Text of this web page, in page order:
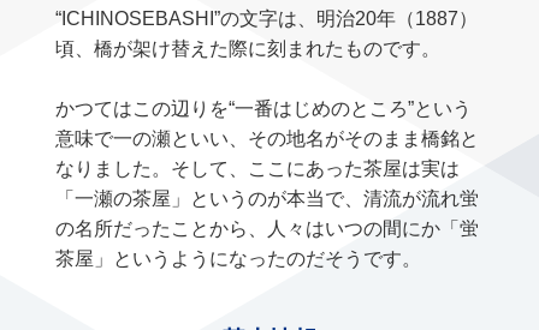
“ICHINOSEBASHI”の文字は、明治20年（1887）
頃、橋が架け替えた際に刻まれたものです。
かつてはこの辺りを“一番はじめのところ”という
意味で一の瀬といい、その地名がそのまま橋銘と
なりました。そして、ここにあった茶屋は実は
「一瀬の茶屋」というのが本当で、清流が流れ蛍
の名所だったことから、人々はいつの間にか「蛍
茶屋」というようになったのだそうです。